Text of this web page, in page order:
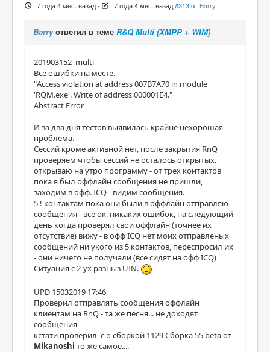
7 года 4 мес. назад- 7 года 4 мес. назад #313 отBarry
Barryответил в теме R&Q Multi (XMPP + WIM)
201903152_multi
Все ошибки на месте.
"Access violation at address 007B7A70 in module
'RQM.exe'. Write of address 000001E4."
Abstract Error
И за два дня тестов выявилась крайне нехорошая
проблема.
Сессий кроме активной нет, после закрытия RnQ
проверяем чтобы сессий не осталось открытых.
открываю на утро программу - от трех контактов
пока я был оффлайн сообщения не пришли,
заходим в офф. ICQ - видим сообщения.
5 ! контактам пока они были в оффлайн отправляю
сообщения - все ок, никаких ошибок, на следующий
день когда проверял свои оффлайн (точнее их
отсутствие) вижу - в офф ICQ нет моих отправленых
сообщений ни укого из 5 контактов, переспросил их
- они ничего не получали (все сидят на офф ICQ)
Ситуация с 2-ух разныз UIN.
UPD 15032019 17:46
Проверил отправлять сообщения оффлайн
клиентам на RnQ - та же песня... не доходят
сообщения
кстати проверил, с о сборкой 1129 Сборка 55 beta от
Mikanoshi то же самое....